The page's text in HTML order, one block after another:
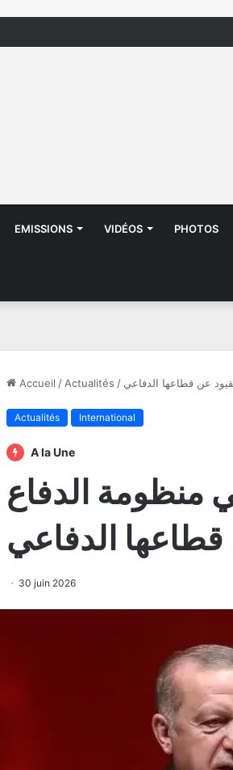
EMISSIONS VIDÉOS PHOTOS
Accueil / Actualités / عن قطاعها الدفاعي
Actualités International
A la Une
منظومة الدفاع
قطاعها الدفاعي
30 juin 2026